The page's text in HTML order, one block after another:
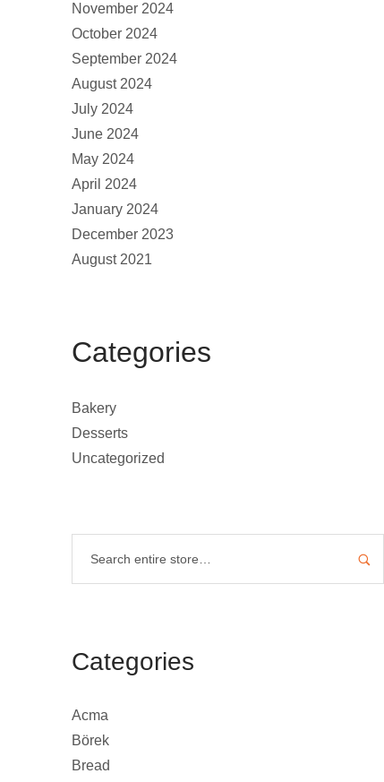
November 2024
October 2024
September 2024
August 2024
July 2024
June 2024
May 2024
April 2024
January 2024
December 2023
August 2021
Categories
Bakery
Desserts
Uncategorized
Categories
Acma
Börek
Bread